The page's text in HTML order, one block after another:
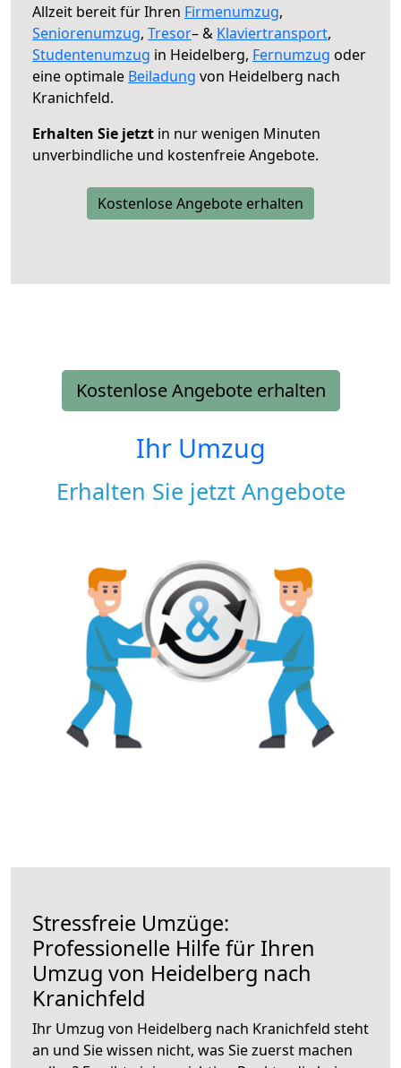
Allzeit bereit für Ihren Firmenumzug,
Seniorenumzug, Tresor– & Klaviertransport,
Studentenumzug in Heidelberg, Fernumzug oder
eine optimale Beiladung von Heidelberg nach
Kranichfeld.
Erhalten Sie jetzt in nur wenigen Minuten
unverbindliche und kostenfreie Angebote.
Kostenlose Angebote erhalten
Kostenlose Angebote erhalten
Ihr Umzug
Erhalten Sie jetzt Angebote
Stressfreie Umzüge:
Professionelle Hilfe für Ihren
Umzug von Heidelberg nach
Kranichfeld
Ihr Umzug von Heidelberg nach Kranichfeld steht
an und Sie wissen nicht, was Sie zuerst machen